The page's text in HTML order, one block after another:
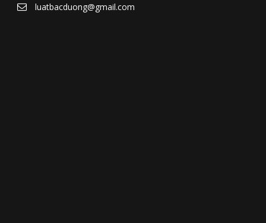
luatbacduong@gmail.com